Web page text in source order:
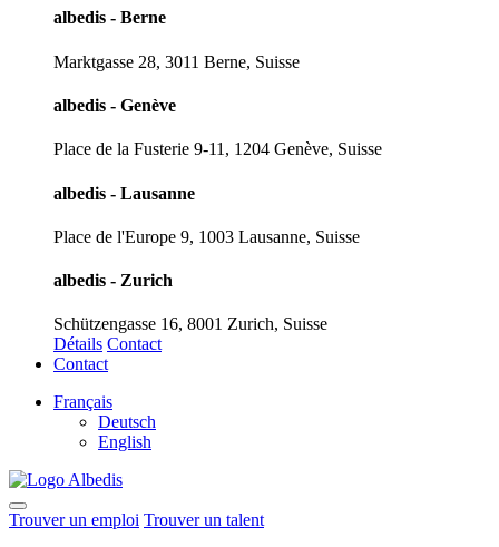
albedis - Berne
Marktgasse 28, 3011 Berne, Suisse
albedis - Genève
Place de la Fusterie 9-11, 1204 Genève, Suisse
albedis - Lausanne
Place de l'Europe 9, 1003 Lausanne, Suisse
albedis - Zurich
Schützengasse 16, 8001 Zurich, Suisse
Détails Contact
Contact
Français
Deutsch
English
Trouver un emploi Trouver un talent